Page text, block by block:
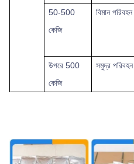
50-500
কেজি
বিমান পরিবহন
উপরে 500
কেজি
সমুদ্র পরিবহন